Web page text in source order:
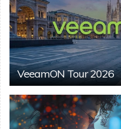
VeeamON Tour 2026